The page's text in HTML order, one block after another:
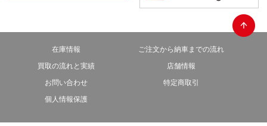
在庫情報
ご注文から納車までの流れ
買取の流れと実績
店舗情報
お問い合わせ
特定商取引
個人情報保護